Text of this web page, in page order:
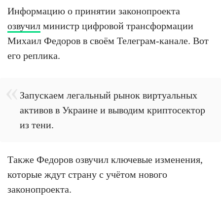
Информацию о принятии законопроекта
озвучил министр цифровой трансформации
Михаил Федоров в своём Телеграм-канале. Вот
его реплика.
Запускаем легальный рынок виртуальных
активов в Украине и выводим криптосектор
из тени.
Также Федоров озвучил ключевые изменения,
которые ждут страну с учётом нового
законопроекта.